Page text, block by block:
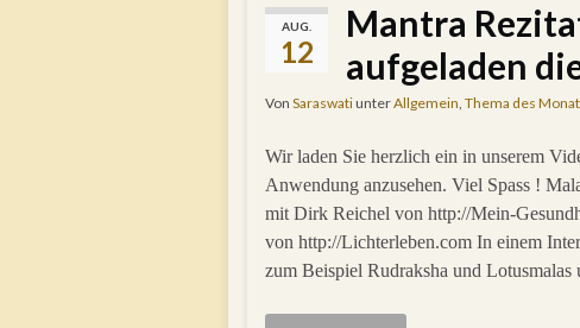
AUG.
12
Mantra
aufgeladen
Von SaraswatiunterAllgemein, Thema des
Wir laden Sie herzlich ein in unserem
Anwendung anzusehen. Viel Spass !
mit Dirk Reichel von http://Mein-
von http://Lichterleben.com In einem
zum Beispiel Rudraksha und